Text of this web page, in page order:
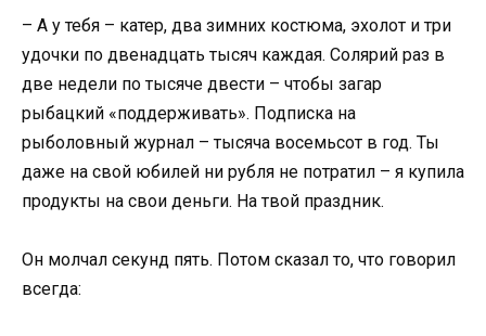
– А у тебя – катер, два зимних костюма, эхолот и три
удочки по двенадцать тысяч каждая. Солярий раз в
две недели по тысяче двести – чтобы загар
рыбацкий «поддерживать». Подписка на
рыболовный журнал – тысяча восемьсот в год. Ты
даже на свой юбилей ни рубля не потратил – я купила
продукты на свои деньги. На твой праздник.
Он молчал секунд пять. Потом сказал то, что говорил
всегда: